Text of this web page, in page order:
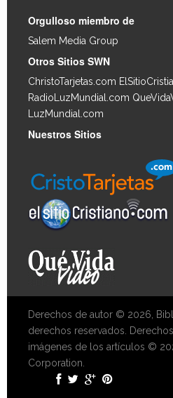
Orgulloso miembro de
Salem Media Group
Otros Sitios SWN
ChristoTarjetas.com
RadioLuzMundial.com
LuzMundial.com
Nuestros Sitios
Derechos de autor © 2026,
derechos reservados.
imágenes de los artículos ©
Corporation.